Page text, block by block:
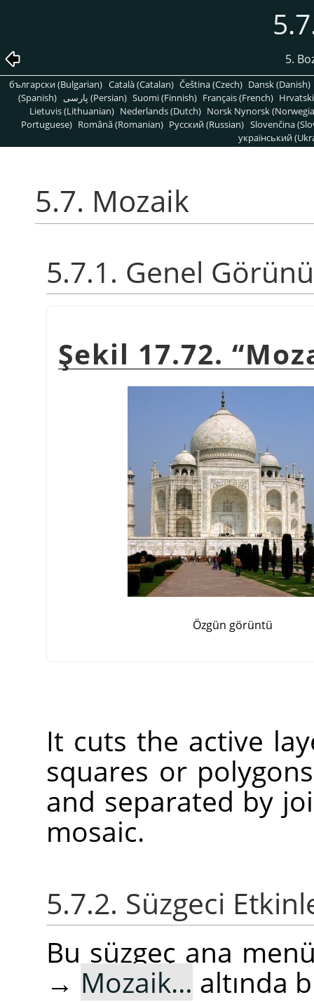
5.
български (Bulgarian) Català (Catalan) Čeština (Czech) Dansk (Danish)
(Spanish)
پارسی (Persian) Suomi (Finnish) Français (French)
Lietuvis (Lithuanian) Nederlands (Dutch) Norsk Nynorsk
Portuguese) Română (Romanian) Pусский (Russian) Slovenčina
український
5.7. Mozaik
5.7.1. Genel
Şekil 17.72. “
Özgün görüntü
It cuts the active
squares or
and separated by
mosaic.
5.7.2. Süzgeci
Bu süzgeç ana
→ Mozaik… altında